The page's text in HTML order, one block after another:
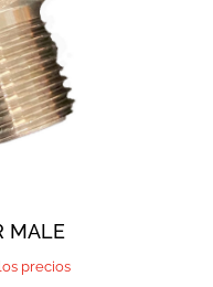
MALE
precios